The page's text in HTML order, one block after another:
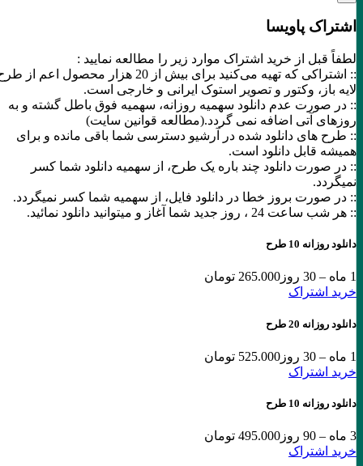
اشتراک پاویسا
لطفاً قبل از خرید اشتراک موارد زیر را مطالعه نمایید :
:: اشتراکی که تهیه می‌کنید برای بیش از 20 هزار محصول اعم از طرح
لایه باز، وکتور و تصویر استوک ایرانی و خارجی است.
:: در صورت عدم دانلود سهمیه روزانه، سهمیه فوق باطل گشته و به
روزهای آتی اضافه نمی گردد.(مطالعه قوانین سایت)
:: طرح های دانلود شده در آرشیو دسترسی شما باقی مانده و برای
همیشه قابل دانلود است.
:: در صورت دانلود چند باره یک طرح، از سهمیه دانلود شما کسر
نمیگردد.
:: در صورت بروز خطا در دانلود فایل، از سهمیه شما کسر نمیگردد.
:: هر شب ساعت 24 ،‌ روز جدید شما آغاز و میتوانید دانلود نمائید.
دانلود روزانه 10 طرح
265.000 تومان
خرید اشتراک
دانلود روزانه 20 طرح
525.000 تومان
خرید اشتراک
دانلود روزانه 10 طرح
495.000 تومان
خرید اشتراک